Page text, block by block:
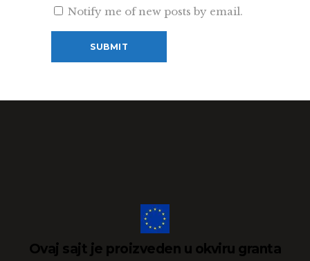
Notify me of new posts by email.
Ovaj sajt je proizveden u okviru granta